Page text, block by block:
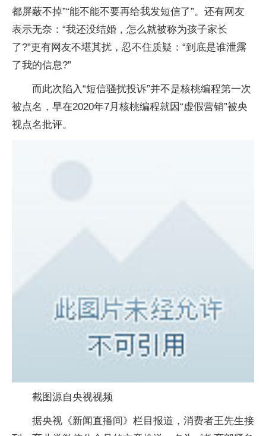
都屏蔽不掉”“能不能不要再给我发短信了”。还有网友
表示无奈：“我还没结婚，怎么就被称为孩子家长
了?”更有网友不堪其扰，忍不住质疑：“到底是谁泄露
了我的信息?”
而此次陷入“短信骚扰投诉”并不是核桃编程第一次
被点名，早在2020年7月核桃编程就因“虚假营销”被央
视点名批评。
截图源自央视视频
据央视《新闻直播间》栏目报道，消费者王先生接